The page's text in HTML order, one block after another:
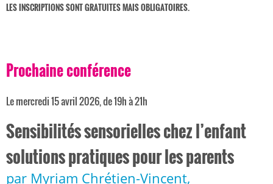
LES INSCRIPTIONS SONT GRATUITES MAIS OBLIGATOIRES.
Prochaine conférence
Le mercredi 15 avril 2026, de 19h à 21h
Sensibilités sensorielles chez l’enfant
solutions pratiques pour les parents
par Myriam Chrétien-Vincent,